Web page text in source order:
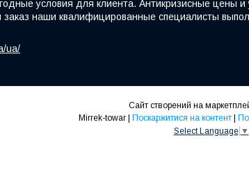
условия для клиента. Антикризисные цены
наши квалифицированные специалисты
ua/
Сайт створений на
Поскаржитися на контент
Select Language ▼